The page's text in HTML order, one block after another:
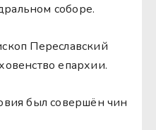
соборе.
Переславский
епархии.
был совершён чин